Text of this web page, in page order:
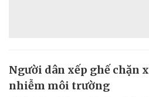
Người dân xếp ghế chặn
nhiễm môi trường